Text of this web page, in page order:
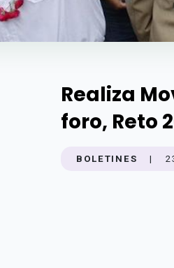
Realiza
foro, Reto
BOLETINES |